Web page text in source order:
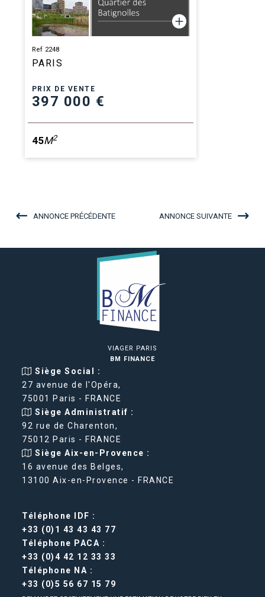
Ref 2248
PARIS
PRIX DE VENTE
397 000 €
45M2
ANNONCE PRÉCÉDENTE ANNONCE SUIVANTE
VIAGER PARIS
BM FINANCE
Siège Social :
27 avenue de l'Opéra,
75001 Paris - FRANCE
Siège Administratif :
92 rue de Charenton,
75012 Paris - FRANCE
Siège Aix-en-Provence :
16 avenue des Belges,
13100 Aix-en-Provence - FRANCE
Téléphone IDF :
+33 (0)1 43 43 43 77
Téléphone PACA :
+33 (0)4 42 12 33 33
Téléphone NA :
+33 (0)5 56 67 15 79